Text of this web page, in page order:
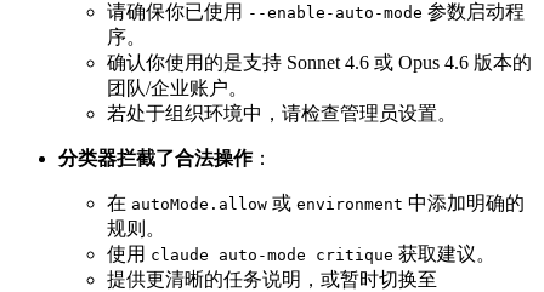
请确保你已使用 --enable-auto-mode 参数启动程
序。
确认你使用的是支持 Sonnet 4.6 或 Opus 4.6 版本的
团队/企业账户。
若处于组织环境中，请检查管理员设置。
分类器拦截了合法操作：
在 autoMode.allow 或 environment 中添加明确的
规则。
使用 claude auto-mode critique 获取建议。
提供更清晰的任务说明，或暂时切换至